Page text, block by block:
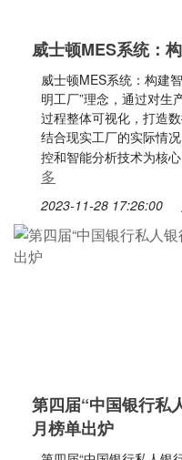
威士顿MES系统：
威士顿MES系统：构建
明工厂”理念，通过对生
过程整体可视化，打造
结合现实工厂的实际情
控和智能分析技术为核
多
2023-11-28 17:26:00
第四届“中国银行私
月榜单出炉